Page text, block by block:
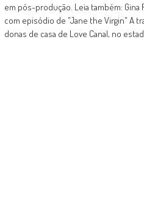
em pós-produção. Leia também: Gina
com episódio de "Jane the Virgin" A
donas de casa de Love Canal, no